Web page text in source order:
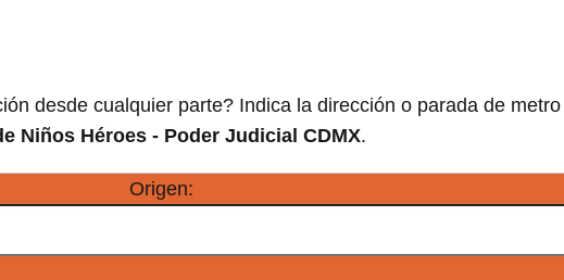
desde cualquier parte? Indica la dirección o parada de
Niños Héroes - Poder Judicial CDMX.
Origen: